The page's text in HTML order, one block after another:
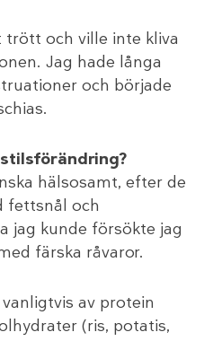
och ville inte kliva
Jag hade långa
och började
hälsosamt, efter de
fettsnål och
jag kunde försökte jag
färska råvaror.
av protein
(ris, potatis,